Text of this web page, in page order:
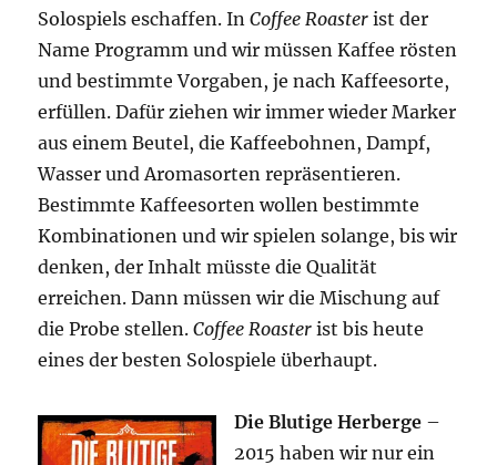
Solospiels eschaffen. InCoffee Roaster ist der
Name Programm und wir müssen Kaffee rösten
und bestimmte Vorgaben, je nach Kaffeesorte,
erfüllen. Dafür ziehen wir immer wieder Marker
aus einem Beutel, die Kaffeebohnen, Dampf,
Wasser und Aromasorten repräsentieren.
Bestimmte Kaffeesorten wollen bestimmte
Kombinationen und wir spielen solange, bis wir
denken, der Inhalt müsste die Qualität
erreichen. Dann müssen wir die Mischung auf
die Probe stellen.Coffee Roaster ist bis heute
eines der besten Solospiele überhaupt.
Die Blutige Herberge –
2015 haben wir nur ein